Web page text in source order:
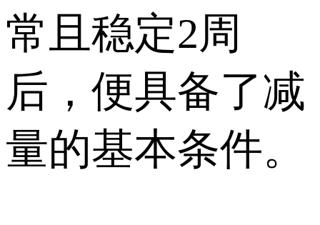
常且稳定2周
后，便具备了减
量的基本条件。